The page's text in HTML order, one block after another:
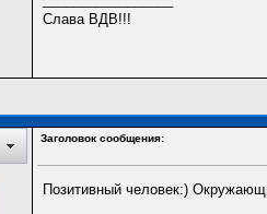
Слава ВДВ!!!
Заголовок сообщения:
Позитивный человек:)